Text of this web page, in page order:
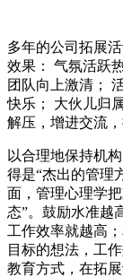
多年的公司拓展
效果： 气氛活跃
团队向上激清；
快乐； 大伙儿归
解压，增进交流
以合理地保持机
得是“杰出的管理
面，管理心理学
态”。鼓励水准越
工作效率就越高
目标的想法，工
教育方式，在拓